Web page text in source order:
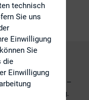
und Edison
Institutionelle –
an Bedeutung.
technisch
Sie uns
Einwilligung
Sie
die
Einwilligung